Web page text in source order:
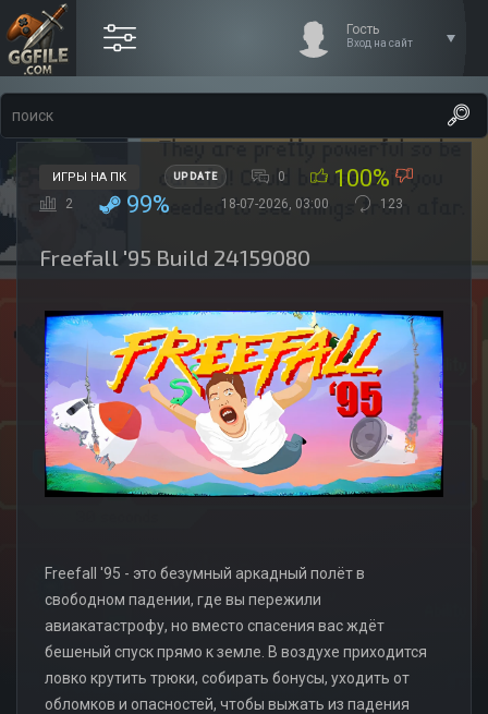
Гость
Вход на сайт
ИГРЫ НА ПК UPDATE 0 100%
2 99% 18-07-2026, 03:00 123
Freefall '95 Build 24159080
Freefall '95 - это безумный аркадный полёт в
свободном падении, где вы пережили
авиакатастрофу, но вместо спасения вас ждёт
бешеный спуск прямо к земле. В воздухе приходится
ловко крутить трюки, собирать бонусы, уходить от
обломков и опасностей, чтобы выжать из падения